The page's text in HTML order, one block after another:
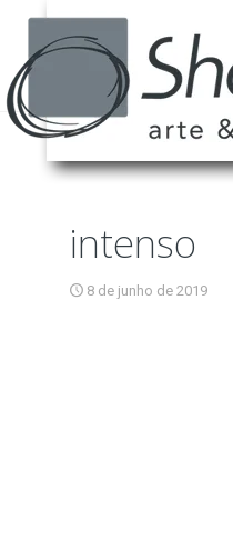
intenso
8 de junho de 2019